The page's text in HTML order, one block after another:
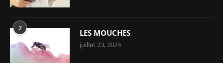
2 LES MOUCHES
juillet 23, 2024